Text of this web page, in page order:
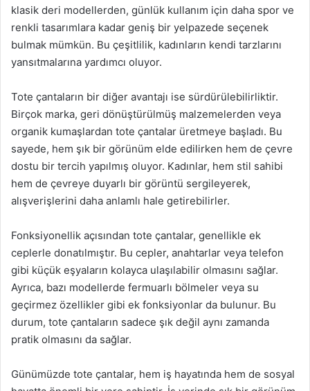
klasik deri modellerden, günlük kullanım için daha spor ve
renkli tasarımlara kadar geniş bir yelpazede seçenek
bulmak mümkün. Bu çeşitlilik, kadınların kendi tarzlarını
yansıtmalarına yardımcı oluyor.
Tote çantaların bir diğer avantajı ise sürdürülebilirliktir.
Birçok marka, geri dönüştürülmüş malzemelerden veya
organik kumaşlardan tote çantalar üretmeye başladı. Bu
sayede, hem şık bir görünüm elde edilirken hem de çevre
dostu bir tercih yapılmış oluyor. Kadınlar, hem stil sahibi
hem de çevreye duyarlı bir görüntü sergileyerek,
alışverişlerini daha anlamlı hale getirebilirler.
Fonksiyonellik açısından tote çantalar, genellikle ek
ceplerle donatılmıştır. Bu cepler, anahtarlar veya telefon
gibi küçük eşyaların kolayca ulaşılabilir olmasını sağlar.
Ayrıca, bazı modellerde fermuarlı bölmeler veya su
geçirmez özellikler gibi ek fonksiyonlar da bulunur. Bu
durum, tote çantaların sadece şık değil aynı zamanda
pratik olmasını da sağlar.
Günümüzde tote çantalar, hem iş hayatında hem de sosyal